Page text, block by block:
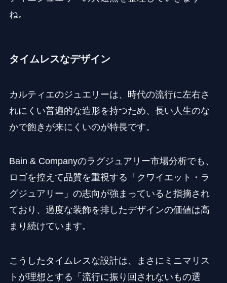
ね。
タイムレスなデザイン
カルティエのジュエリーは、時代の流行に左右さ
れにくい普遍的な造形を持つため、長い人生のな
かで飽きが来にくいのが特長です。
Bain & Companyのラグジュアリー市場分析でも、
ロゴを控えて品質を重視する「クワイエット・ラ
グジュアリー」の志向が強まっていると指摘され
ており、過度な装飾を排したデザインの価値は高
まり続けています。
こうしたタイムレスな設計は、まさにミニマリス
トが理想とする「流行に振り回されないもの選